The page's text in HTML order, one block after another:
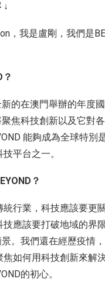
↓
，我是盧剛，我們是
新的在澳門舉辦的年度
聚焦科技創新以及它對
能夠成為全球特別
平台之一。
？
行業，科技應該要更
技應該要打破地域的界
景。我們還在經歷疫情
焦如何用科技創新來解
的初心。